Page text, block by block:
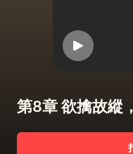
第8章 欲擒故縱